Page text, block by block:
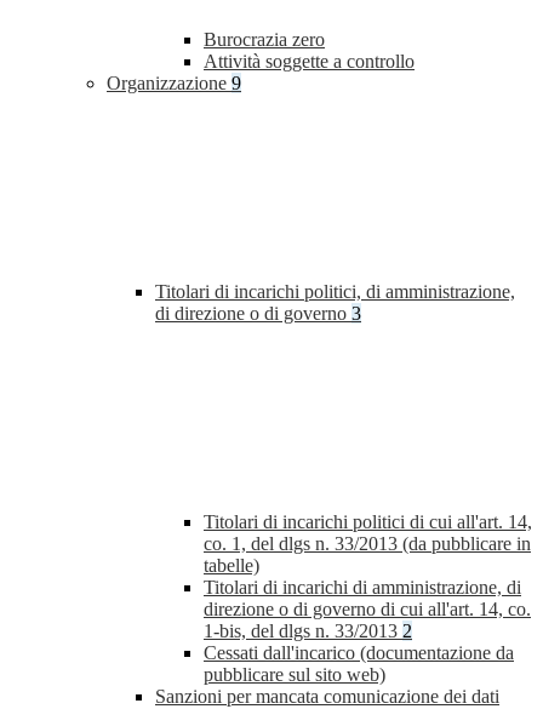
Burocrazia zero
Attività soggette a controllo
Organizzazione 9
Titolari di incarichi politici, di amministrazione,
di direzione o di governo 3
Titolari di incarichi politici di cui all'art. 14,
co. 1, del dlgs n. 33/2013 (da pubblicare in
tabelle)
Titolari di incarichi di amministrazione, di
direzione o di governo di cui all'art. 14, co.
1-bis, del dlgs n. 33/2013 2
Cessati dall'incarico (documentazione da
pubblicare sul sito web)
Sanzioni per mancata comunicazione dei dati